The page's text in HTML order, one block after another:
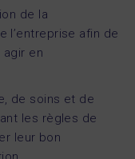
de la
l’entreprise afin de
en
de soins et de
les règles de
leur bon